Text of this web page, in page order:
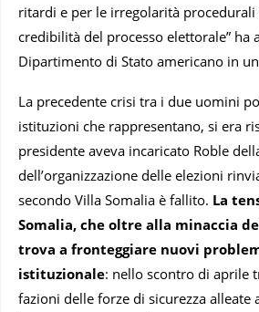
ritardi e per le irregolarità
credibilità del processo elettorale” ha
Dipartimento di Stato americano in
La precedente crisi tra i due uomini
istituzioni che rappresentano, si era
presidente aveva incaricato Roble
dell’organizzazione delle elezioni
secondo Villa Somalia è fallito. La
Somalia, che oltre alla minaccia
trova a fronteggiare nuovi
istituzionale: nello scontro di aprile
fazioni delle forze di sicurezza alleate